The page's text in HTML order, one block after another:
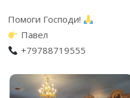
Помоги Господи!
Павел
+79788719555